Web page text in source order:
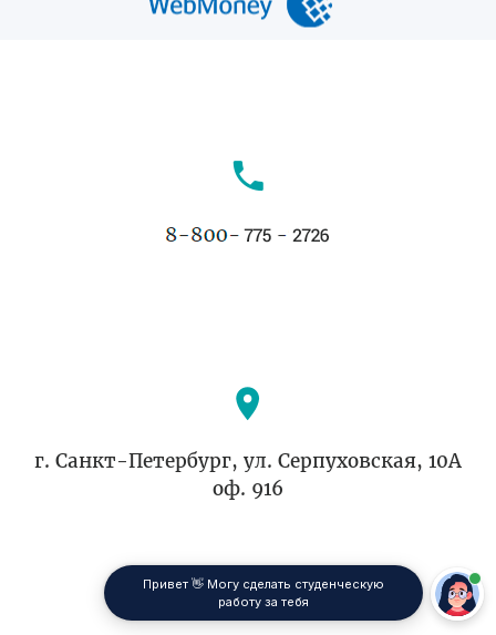
г. Санкт-Петербург, ул. Серпуховская, 10А
оф. 916
Привет 👋 Могу сделать студенческую
работу за тебя